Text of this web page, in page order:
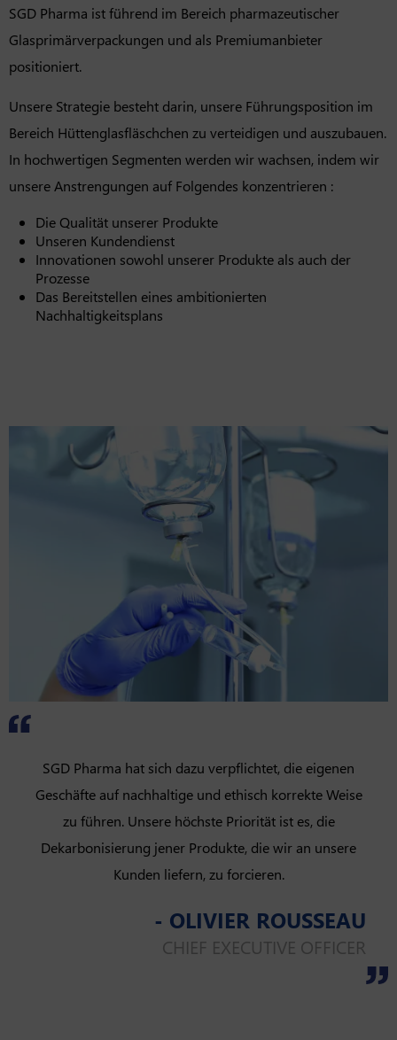
SGD Pharma ist führend im Bereich pharmazeutischer
Glasprimärverpackungen und als Premiumanbieter
positioniert.
Unsere Strategie besteht darin, unsere Führungsposition im
Bereich Hüttenglasfläschchen zu verteidigen und auszubauen.
In hochwertigen Segmenten werden wir wachsen, indem wir
unsere Anstrengungen auf Folgendes konzentrieren :
Die Qualität unserer Produkte
Unseren Kundendienst
Innovationen sowohl unserer Produkte als auch der
Prozesse
Das Bereitstellen eines ambitionierten
Nachhaltigkeitsplans
SGD Pharma hat sich dazu verpflichtet, die eigenen
Geschäfte auf nachhaltige und ethisch korrekte Weise
zu führen. Unsere höchste Priorität ist es, die
Dekarbonisierung jener Produkte, die wir an unsere
Kunden liefern, zu forcieren.
- OLIVIER ROUSSEAU
CHIEF EXECUTIVE OFFICER